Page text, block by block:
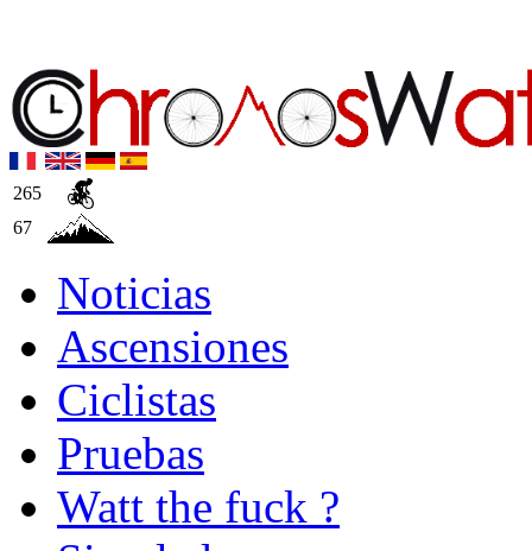
265
67
Noticias
Ascensiones
Ciclistas
Pruebas
Watt the fuck ?